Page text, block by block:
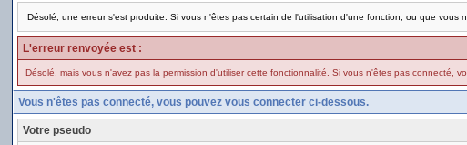
Désolé, une erreur s'est produite. Si vous n'êtes pas certain de l'utilisation d'une fonction, ou que
L'erreur renvoyée est :
Désolé, mais vous n'avez pas la permission d'utiliser cette fonctionnalité. Si vous n'êtes pas connecté,
Vous n'êtes pas connecté, vous pouvez vous connecter ci-dessous.
Votre pseudo